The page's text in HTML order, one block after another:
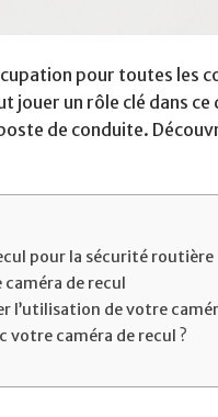
pour toutes
jouer un rôle clé dans
de conduite.
pour la sécurité routière
de recul
l’utilisation de votre
votre caméra de recul ?